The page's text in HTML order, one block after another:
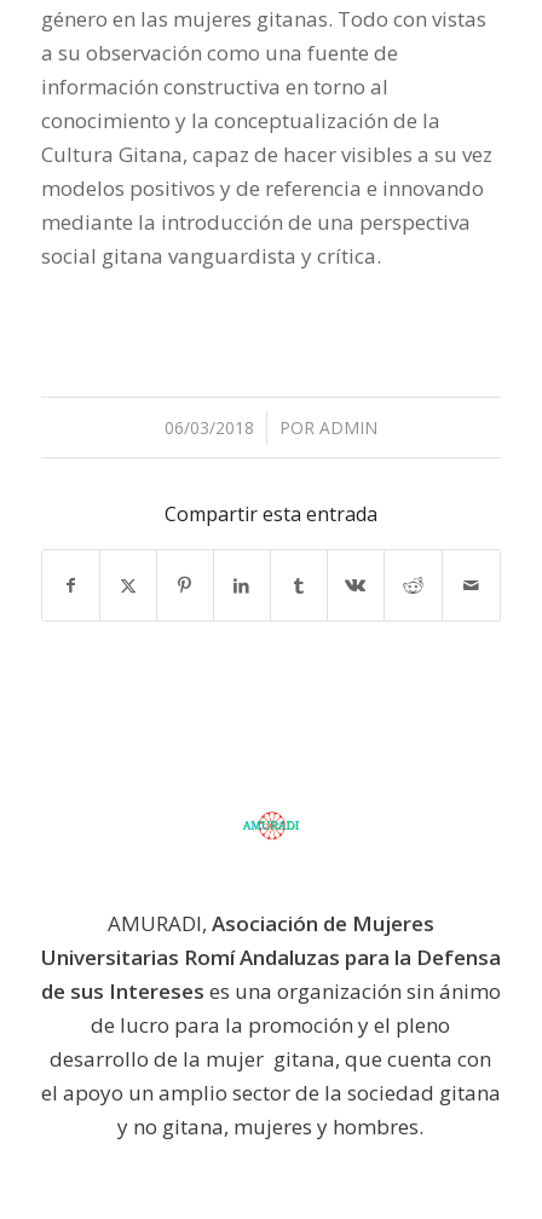
género en las mujeres gitanas. Todo con vistas
a su observación como una fuente de
información constructiva en torno al
conocimiento y la conceptualización de la
Cultura Gitana, capaz de hacer visibles a su vez
modelos positivos y de referencia e innovando
mediante la introducción de una perspectiva
social gitana vanguardista y crítica.
06/03/2018
/ POR ADMIN
Compartir esta entrada
AMURADI, Asociación de Mujeres
Universitarias Romí Andaluzas para la Defensa
de sus Intereses es una organización sin ánimo
de lucro para la promoción y el pleno
desarrollo de la mujer gitana, que cuenta con
el apoyo un amplio sector de la sociedad gitana
y no gitana, mujeres y hombres.